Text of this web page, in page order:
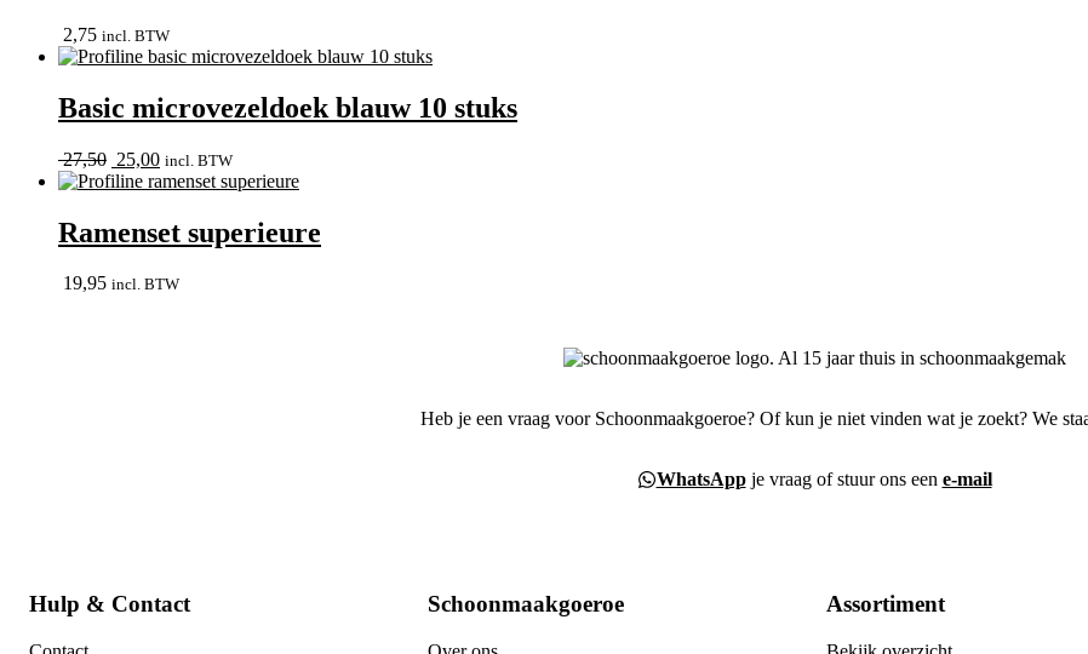
2,75 incl. BTW
Basic microvezeldoek blauw 10 stuks
27,50 Oorspronkelijke
prijs
25,00Huidige
prijs
25,00.
incl. BTW
Ramenset superieure
19,95 incl. BTW
Heb je een vraag voor Schoonmaakgoeroe? Of kun je niet vinden wat je zoekt? We
WhatsAppje vraag of stuur ons een e-mail
Hulp & Contact Schoonmaakgoeroe Assortiment